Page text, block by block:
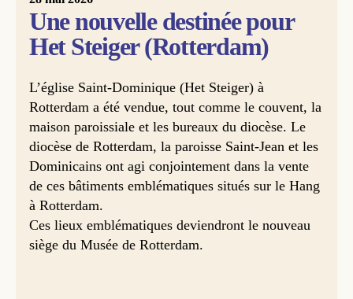
Une nouvelle destinée pour
Het Steiger (Rotterdam)
L’église Saint-Dominique (Het Steiger) à
Rotterdam a été vendue, tout comme le couvent, la
maison paroissiale et les bureaux du diocèse. Le
diocèse de Rotterdam, la paroisse Saint-Jean et les
Dominicains ont agi conjointement dans la vente
de ces bâtiments emblématiques situés sur le Hang
à Rotterdam.
Ces lieux emblématiques deviendront le nouveau
siège du Musée de Rotterdam.